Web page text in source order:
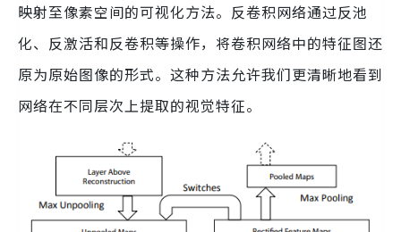
映射至像素空间的可视化方法。反卷积网络通过反池
化、反激活和反卷积等操作，将卷积网络中的特征图还
原为原始图像的形式。这种方法允许我们更清晰地看到
网络在不同层次上提取的视觉特征。